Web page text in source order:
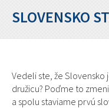
SLOVENSKO
Vedeli ste, že
družicu? Poďme to
a spolu staviame prvú